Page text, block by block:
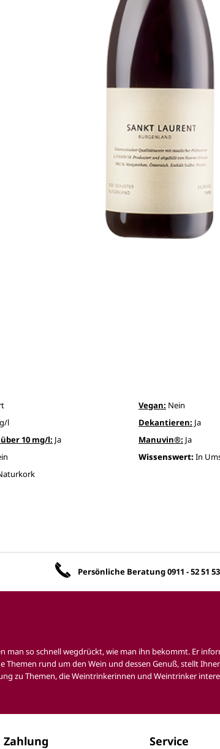
l
10 mg/l: Ja
Vegan: Nein
Dekantieren: Ja
Manuvin®: Ja
Wissenswert: In
Unsere
Persönliche Beratung0911 - 52 51 53
man so schnell wegdrückt, wie man ihn bekommt. Er
rund um den Wein und dessen Genuß, stellt
zu Themen, die Weintrinkerinnen und Weintrinker
Zahlung Service